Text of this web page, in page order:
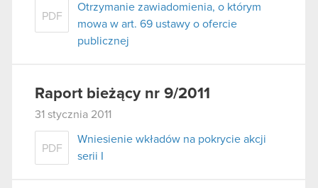
PDF
Otrzymanie zawiadomienia, o którym
mowa w art. 69 ustawy o ofercie
publicznej
Raport bieżący nr 9/2011
31 stycznia 2011
PDF
Wniesienie wkładów na pokrycie akcji
serii I